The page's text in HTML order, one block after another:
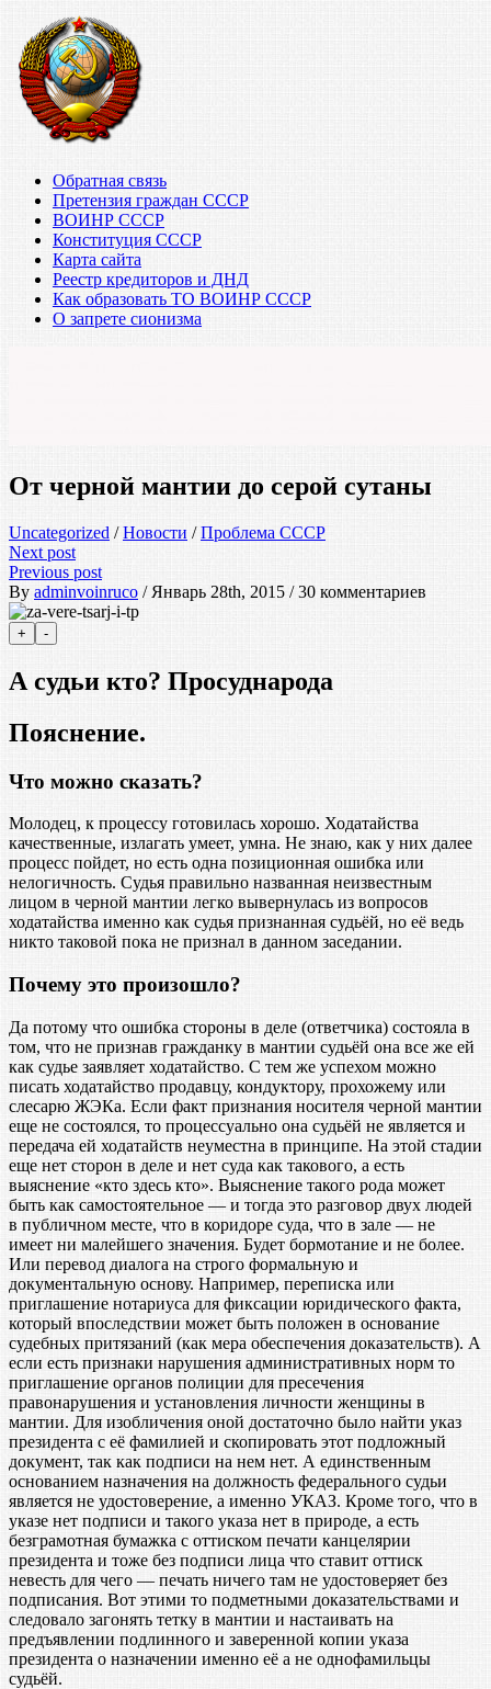
Обратная связь
Претензия граждан СССР
ВОИНР СССР
Конституция СССР
Карта сайта
Реестр кредиторов и ДНД
Как образовать ТО ВОИНР СССР
О запрете сионизма
От черной мантии до серой сутаны
Uncategorized /Новости /Проблема СССР
Next post
Previous post
By adminvoinruco / Январь 28th, 2015 / 30 комментариев
А судьи кто? Просуднарода
Пояснение.
Что можно сказать?
Молодец, к процессу готовилась хорошо. Ходатайства
качественные, излагать умеет, умна. Не знаю, как у них далее
процесс пойдет, но есть одна позиционная ошибка или
нелогичность. Судья правильно названная неизвестным
лицом в черной мантии легко вывернулась из вопросов
ходатайства именно как судья признанная судьёй, но её ведь
никто таковой пока не признал в данном заседании.
Почему это произошло?
Да потому что ошибка стороны в деле (ответчика) состояла в
том, что не признав гражданку в мантии судьёй она все же ей
как судье заявляет ходатайство. С тем же успехом можно
писать ходатайство продавцу, кондуктору, прохожему или
слесарю ЖЭКа. Если факт признания носителя черной мантии
еще не состоялся, то процессуально она судьёй не является и
передача ей ходатайств неуместна в принципе. На этой стадии
еще нет сторон в деле и нет суда как такового, а есть
выяснение «кто здесь кто». Выяснение такого рода может
быть как самостоятельное — и тогда это разговор двух людей
в публичном месте, что в коридоре суда, что в зале — не
имеет ни малейшего значения. Будет бормотание и не более.
Или перевод диалога на строго формальную и
документальную основу. Например, переписка или
приглашение нотариуса для фиксации юридического факта,
который впоследствии может быть положен в основание
судебных притязаний (как мера обеспечения доказательств). А
если есть признаки нарушения административных норм то
приглашение органов полиции для пресечения
правонарушения и установления личности женщины в
мантии. Для изобличения оной достаточно было найти указ
президента с её фамилией и скопировать этот подложный
документ, так как подписи на нем нет. А единственным
основанием назначения на должность федерального судьи
является не удостоверение, а именно УКАЗ. Кроме того, что в
указе нет подписи и такого указа нет в природе, а есть
безграмотная бумажка с оттиском печати канцелярии
президента и тоже без подписи лица что ставит оттиск
невесть для чего — печать ничего там не удостоверяет без
подписания. Вот этими то подметными доказательствами и
следовало загонять тетку в мантии и настаивать на
предъявлении подлинного и заверенной копии указа
президента о назначении именно её а не однофамильцы
судьёй.